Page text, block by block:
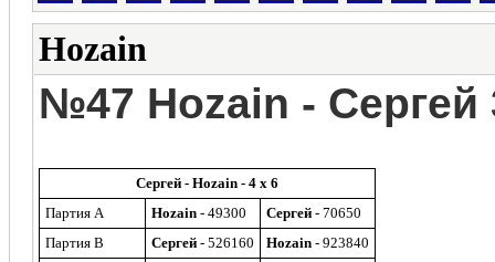
Hozain
№47 Hozain - Сергей
Сергей - Hozain - 4 x 6
Партия A
Hozain - 49300 Сергей - 70650
Партия B
Сергей - 526160 Hozain - 923840